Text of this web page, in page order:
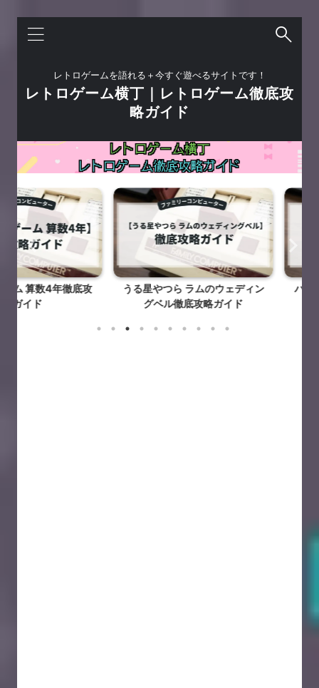
レトロゲームを語れる＋今すぐ遊べるサイトです！
レトロゲーム横丁｜レトロゲーム徹底攻
略ガイド
4年徹底攻
うる星やつら ラムのウェディン
グベル徹底攻略ガイド
バギー・ポ